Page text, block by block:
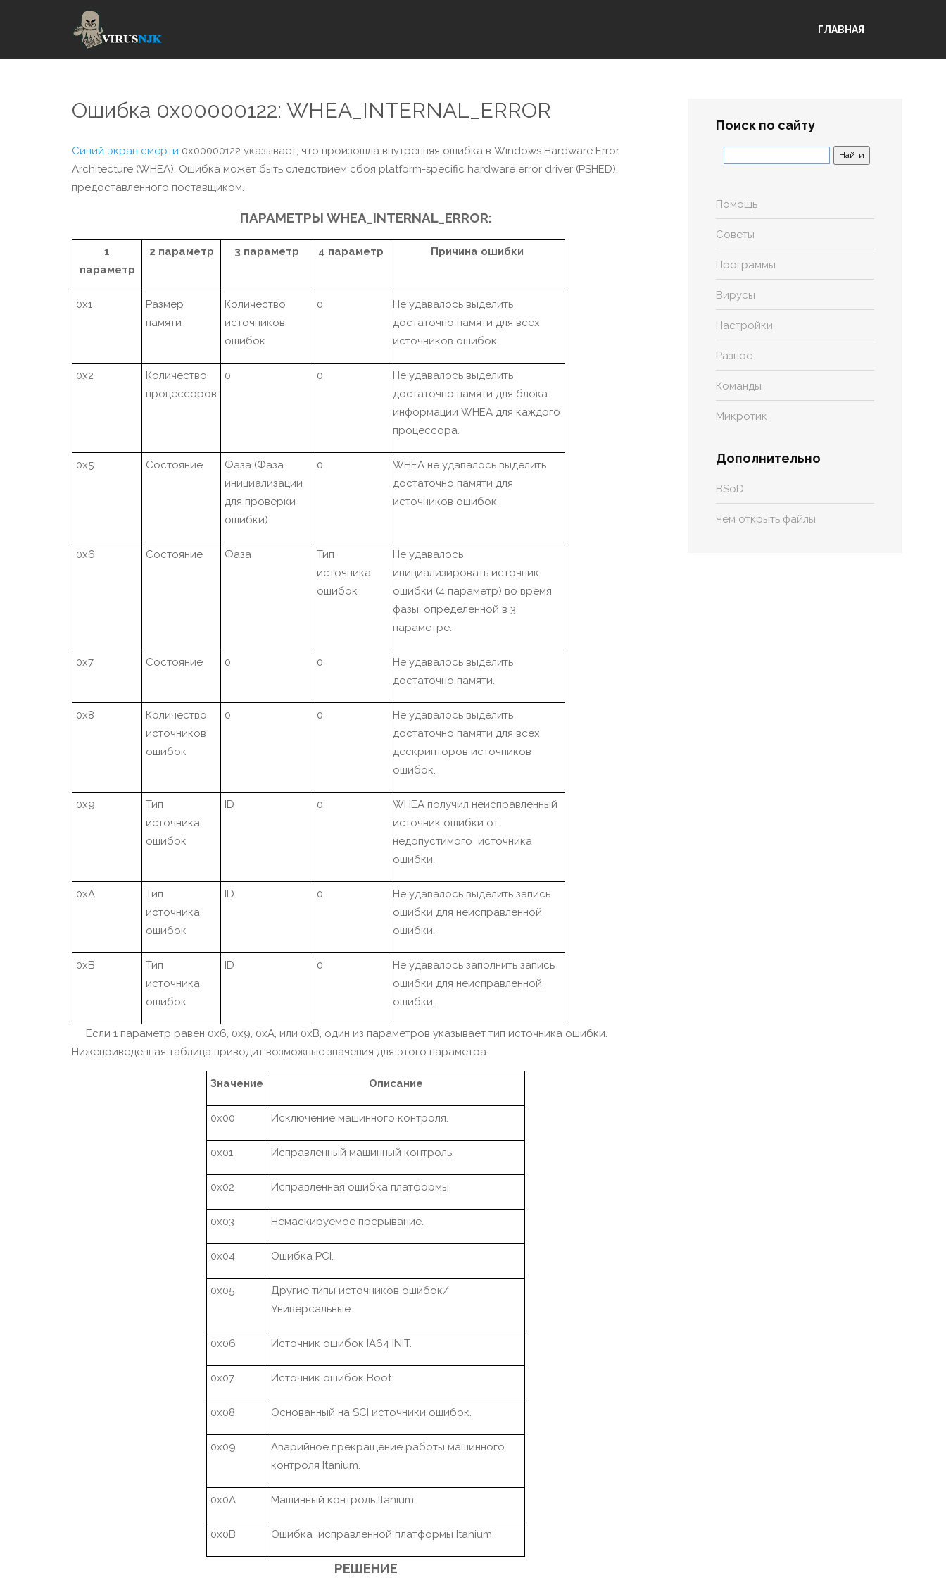
ГЛАВНАЯ
Ошибка 0x00000122: WHEA_INTERNAL_ERROR
Синий экран смерти 0x00000122 указывает, что произошла внутренняя ошибка в Windows Hardware Error
Architecture (WHEA). Ошибка может быть следствием сбоя platform-specific hardware error driver (PSHED),
предоставленного поставщиком.
ПАРАМЕТРЫ WHEA_INTERNAL_ERROR:
1
параметр
2 параметр 3 параметр 4 параметр Причина ошибки
0x1
Размер
памяти
Количество
источников
ошибок
0
Не удавалось выделить
достаточно памяти для всех
источников ошибок.
0x2
Количество
процессоров
0 0
Не удавалось выделить
достаточно памяти для блока
информации WHEA для каждого
процессора.
0x5 Состояние
Фаза (Фаза
инициализации
для проверки
ошибки)
0
WHEA не удавалось выделить
достаточно памяти для
источников ошибок.
0x6 Состояние Фаза
Тип
источника
ошибок
Не удавалось
инициализировать источник
ошибки (4 параметр) во время
фазы, определенной в 3
параметре.
0x7 Состояние 0 0
Не удавалось выделить
достаточно памяти.
0x8
Количество
источников
ошибок
0 0
Не удавалось выделить
достаточно памяти для всех
дескрипторов источников
ошибок.
0x9
Тип
источника
ошибок
ID 0
WHEA получил неисправленный
источник ошибки от
недопустимого источника
ошибки.
0xA
Тип
источника
ошибок
ID 0
Не удавалось выделить запись
ошибки для неисправленной
ошибки.
0xB
Тип
источника
ошибок
ID 0
Не удавалось заполнить запись
ошибки для неисправленной
ошибки.
Если 1 параметр равен 0x6, 0x9, 0xA, или 0xB, один из параметров указывает тип источника ошибки.
Нижеприведенная таблица приводит возможные значения для этого параметра.
Значение Описание
0x00 Исключение машинного контроля.
0x01 Исправленный машинный контроль.
0x02 Исправленная ошибка платформы.
0x03 Немаскируемое прерывание.
0x04 Ошибка PCI.
0x05
Другие типы источников ошибок/
Универсальные.
0x06 Источник ошибок IA64 INIT.
0x07 Источник ошибок Boot.
0x08 Основанный на SCI источники ошибок.
0x09
Аварийное прекращение работы машинного
контроля Itanium.
0x0A Машинный контроль Itanium.
0x0B Ошибка исправленной платформы Itanium.
РЕШЕНИЕ
Поиск по сайту
Помощь
Советы
Программы
Вирусы
Настройки
Разное
Команды
Микротик
Дополнительно
BSoD
Чем открыть файлы